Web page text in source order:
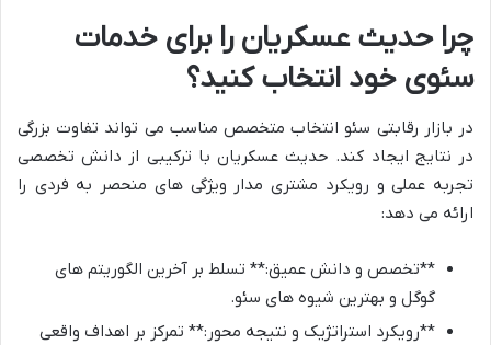
چرا حدیث عسکریان را برای خدمات
سئوی خود انتخاب کنید؟
در بازار رقابتی سئو انتخاب متخصص مناسب می تواند تفاوت بزرگی
در نتایج ایجاد کند. حدیث عسکریان با ترکیبی از دانش تخصصی
تجربه عملی و رویکرد مشتری مدار ویژگی های منحصر به فردی را
ارائه می دهد:
**تخصص و دانش عمیق:** تسلط بر آخرین الگوریتم های
گوگل و بهترین شیوه های سئو.
**رویکرد استراتژیک و نتیجه محور:** تمرکز بر اهداف واقعی